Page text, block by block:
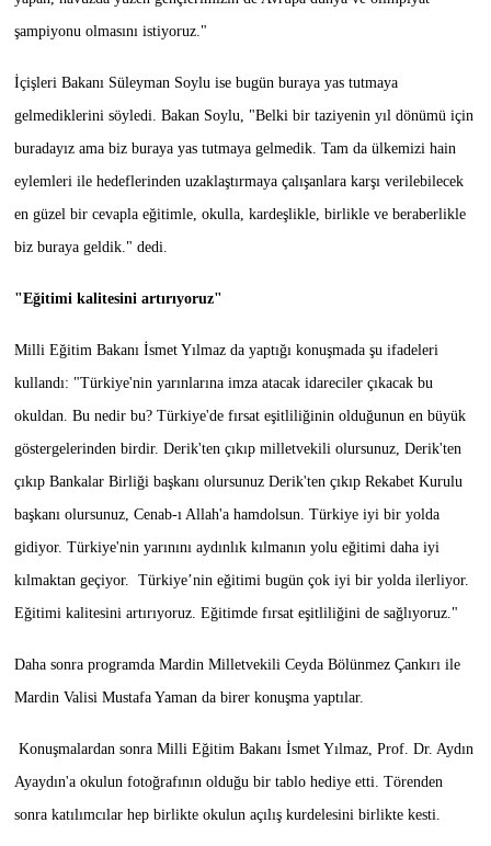
şampiyonu olmasını istiyoruz."
İçişleri Bakanı Süleyman Soylu ise bugün buraya yas tutmaya
gelmediklerini söyledi. Bakan Soylu, "Belki bir taziyenin yıl dönümü için
buradayız ama biz buraya yas tutmaya gelmedik. Tam da ülkemizi hain
eylemleri ile hedeflerinden uzaklaştırmaya çalışanlara karşı verilebilecek
en güzel bir cevapla eğitimle, okulla, kardeşlikle, birlikle ve beraberlikle
biz buraya geldik." dedi.
"Eğitimi kalitesini artırıyoruz"
Milli Eğitim Bakanı İsmet Yılmaz da yaptığı konuşmada şu ifadeleri
kullandı: "Türkiye'nin yarınlarına imza atacak idareciler çıkacak bu
okuldan. Bu nedir bu? Türkiye'de fırsat eşitliliğinin olduğunun en büyük
göstergelerinden birdir. Derik'ten çıkıp milletvekili olursunuz, Derik'ten
çıkıp Bankalar Birliği başkanı olursunuz Derik'ten çıkıp Rekabet Kurulu
başkanı olursunuz, Cenab-ı Allah'a hamdolsun. Türkiye iyi bir yolda
gidiyor. Türkiye'nin yarınını aydınlık kılmanın yolu eğitimi daha iyi
kılmaktan geçiyor. Türkiye’nin eğitimi bugün çok iyi bir yolda ilerliyor.
Eğitimi kalitesini artırıyoruz. Eğitimde fırsat eşitliliğini de sağlıyoruz."
Daha sonra programda Mardin Milletvekili Ceyda Bölünmez Çankırı ile
Mardin Valisi Mustafa Yaman da birer konuşma yaptılar.
Konuşmalardan sonra Milli Eğitim Bakanı İsmet Yılmaz, Prof. Dr. Aydın
Ayaydın'a okulun fotoğrafının olduğu bir tablo hediye etti. Törenden
sonra katılımcılar hep birlikte okulun açılış kurdelesini birlikte kesti.